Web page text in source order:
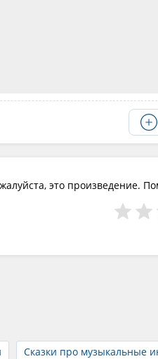
это произведение.
Сказки про музыкальные